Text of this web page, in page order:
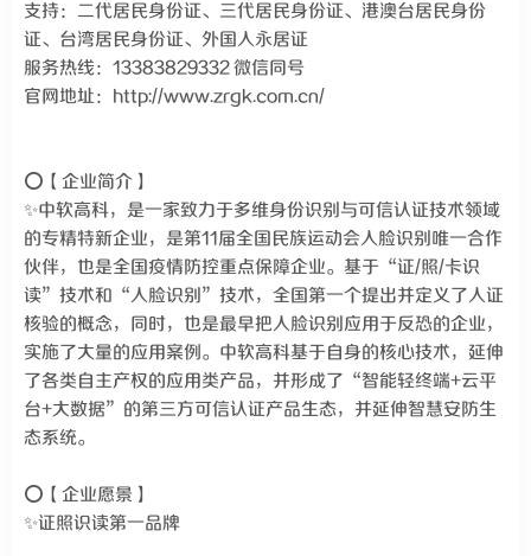
支持：二代居民身份证、三代居民身份证、港澳台居民身份
证、台湾居民身份证、外国人永居证
服务热线：13383829332 微信同号
官网地址：http://www.zrgk.com.cn/
⭕【企业简介】
✨中软高科，是一家致力于多维身份识别与可信认证技术领域
的专精特新企业，是第11届全国民族运动会人脸识别唯一合作
伙伴，也是全国疫情防控重点保障企业。基于“证/照/卡识
读”技术和“人脸识别”技术，全国第一个提出并定义了人证
核验的概念，同时，也是最早把人脸识别应用于反恐的企业，
实施了大量的应用案例。中软高科基于自身的核心技术，延伸
了各类自主产权的应用类产品，并形成了“智能轻终端+云平
台+大数据”的第三方可信认证产品生态，并延伸智慧安防生
态系统。
⭕【企业愿景】
✨证照识读第一品牌